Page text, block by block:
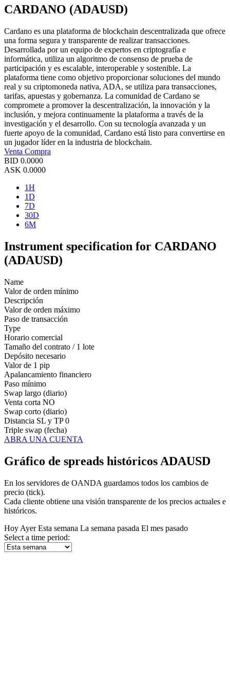
CARDANO (ADAUSD)
Cardano es una plataforma de blockchain descentralizada que ofrece
una forma segura y transparente de realizar transacciones.
Desarrollada por un equipo de expertos en criptografía e
informática, utiliza un algoritmo de consenso de prueba de
participación y es escalable, interoperable y sostenible. La
plataforma tiene como objetivo proporcionar soluciones del mundo
real y su criptomoneda nativa, ADA, se utiliza para transacciones,
tarifas, apuestas y gobernanza. La comunidad de Cardano se
compromete a promover la descentralización, la innovación y la
inclusión, y mejora continuamente la plataforma a través de la
investigación y el desarrollo. Con su tecnología avanzada y un
fuerte apoyo de la comunidad, Cardano está listo para convertirse en
un jugador líder en la industria de blockchain.
Venta Compra
BID 0.0000
ASK 0.0000
1H
1D
7D
30D
6M
Instrument specification for CARDANO
(ADAUSD)
Name
Valor de orden mínimo
Descripción
Valor de orden máximo
Paso de transacción
Type
Horario comercial
Tamaño del contrato / 1 lote
Depósito necesario
Valor de 1 pip
Apalancamiento financiero
Paso mínimo
Swap largo (diario)
Venta corta NO
Swap corto (diario)
Distancia SL y TP 0
Triple swap (fecha)
ABRA UNA CUENTA
Gráfico de spreads históricos ADAUSD
En los servidores de OANDA guardamos todos los cambios de
precio (tick).
Cada cliente obtiene una visión transparente de los precios actuales e
históricos.
Hoy AyerEsta semana La semana pasada El mes pasado
Select a time period: